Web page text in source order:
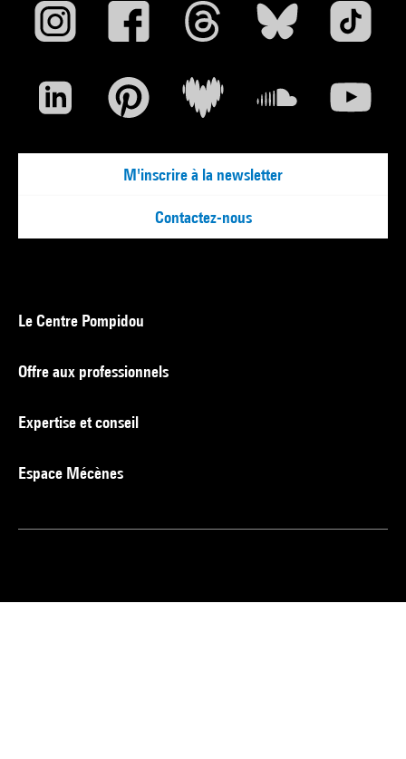
M'inscrire à la newsletter
Contactez-nous
Le Centre Pompidou
Offre aux professionnels
Expertise et conseil
Espace Mécènes